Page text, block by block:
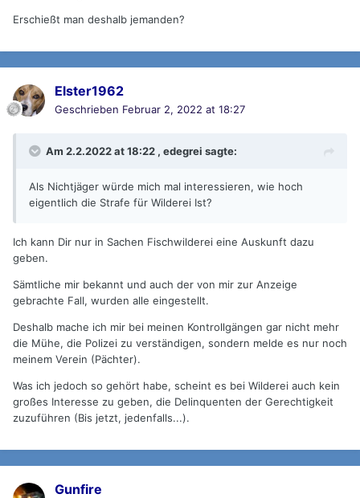
Erschießt man deshalb jemanden?
Elster1962
Geschrieben Februar 2, 2022 at 18:27
Am 2.2.2022 at 18:22 , edegrei sagte:
Als Nichtjäger würde mich mal interessieren, wie hoch
eigentlich die Strafe für Wilderei Ist?
Ich kann Dir nur in Sachen Fischwilderei eine Auskunft dazu
geben.
Sämtliche mir bekannt und auch der von mir zur Anzeige
gebrachte Fall, wurden alle eingestellt.
Deshalb mache ich mir bei meinen Kontrollgängen gar nicht mehr
die Mühe, die Polizei zu verständigen, sondern melde es nur noch
meinem Verein (Pächter).
Was ich jedoch so gehört habe, scheint es bei Wilderei auch kein
großes Interesse zu geben, die Delinquenten der Gerechtigkeit
zuzuführen (Bis jetzt, jedenfalls...).
Gunfire